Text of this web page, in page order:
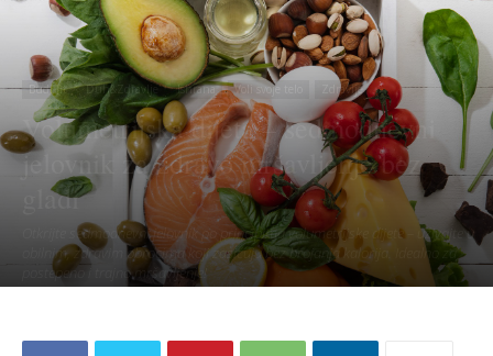
Budi fit Duh&Zdravlje Ishrana Voli svoje telo Zdravlje
Volumetrijska dijeta – sedmodnevni
jelovnik za zdravo mršavljenje bez
gladi
Otkrijte sedmodnevni jelovnik po principima volumetrijske dijete – uživajte u
obilnim, zdravim obrocima koji zasićuju bez brojanja kalorija. Idealno za
postepeno i trajno mršavljenje!